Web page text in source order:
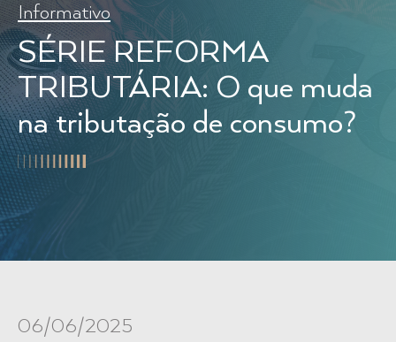
Informativo
SÉRIE REFORMA
TRIBUTÁRIA: O que muda
na tributação de consumo?
06/06/2025